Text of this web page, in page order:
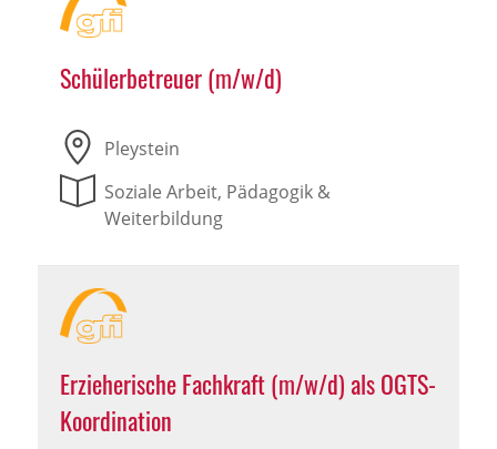
Schülerbetreuer (m/w/d)
Pleystein
Soziale Arbeit, Pädagogik &
Weiterbildung
Erzieherische Fachkraft (m/w/d) als OGTS-
Koordination